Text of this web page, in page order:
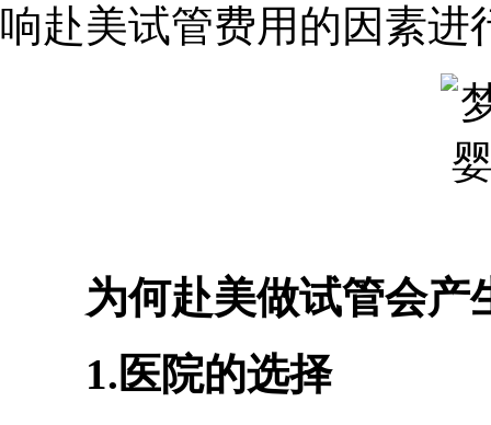
响赴美试管费用的因素进
为何赴美做试管会产
1.医院的选择